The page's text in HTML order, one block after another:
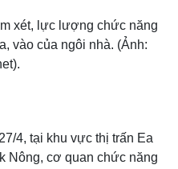
xét, lực lượng chức năng
vào của ngôi nhà. (Ảnh:
4, tại khu vực thị trấn Ea
Nông, cơ quan chức năng